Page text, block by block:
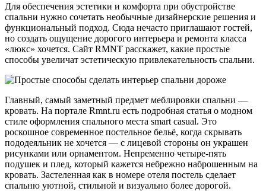
Для обеспечения эстетики и комфорта при обустройстве
спальни нужно сочетать необычные дизайнерские решения и
функциональный подход. Сюда нечасто приглашают гостей,
но создать ощущение дорогого интерьера и ремонта класса
«люкс» хочется. Сайт RMNT расскажет, какие простые
способы увеличат эстетическую привлекательность спальни.
Главный, самый заметный предмет меблировки спальни —
кровать. На портале Rmnt.ru есть подробная статья о модном
стиле оформления спального места smart casual. Это
роскошное современное постельное бельё, когда скрывать
пододеяльник не хочется — с лицевой стороны он украшен
рисунками или орнаментом. Непременно четыре-пять
подушек и плед, который кажется небрежно наброшенным на
кровать. Застеленная как в номере отеля постель сделает
спальню уютной, стильной и визуально более дорогой.